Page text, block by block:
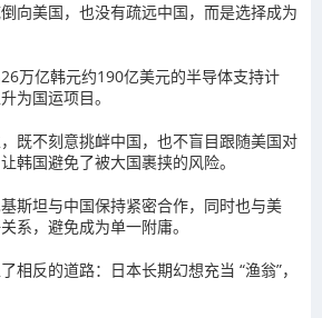
向美国，也没有疏远中国，而是选择成为
万亿韩元约190亿美元的半导体支持计
为国运项目。
既不刻意挑衅中国，也不盲目跟随美国对
韩国避免了被大国裹挟的风险。
斯坦与中国保持紧密合作，同时也与美
系，避免成为单一附庸。
相反的道路：日本长期幻想充当 “渔翁”，